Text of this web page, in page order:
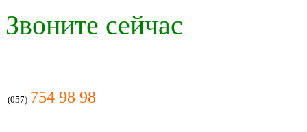
Звоните сейчас
(057) 754 98 98